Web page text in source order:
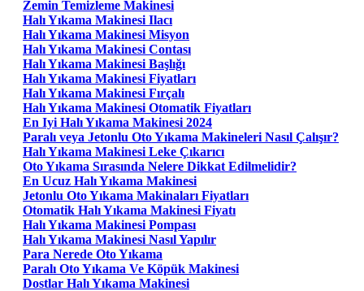
Zemin Temizleme Makinesi
Halı Yıkama Makinesi Ilacı
Halı Yıkama Makinesi Misyon
Halı Yıkama Makinesi Contası
Halı Yıkama Makinesi Başlığı
Halı Yıkama Makinesi Fiyatları
Halı Yıkama Makinesi Fırçalı
Halı Yıkama Makinesi Otomatik Fiyatları
En Iyi Halı Yıkama Makinesi 2024
Paralı veya Jetonlu Oto Yıkama Makineleri Nasıl Çalışır?
Halı Yıkama Makinesi Leke Çıkarıcı
Oto Yıkama Sırasında Nelere Dikkat Edilmelidir?
En Ucuz Halı Yıkama Makinesi
Jetonlu Oto Yıkama Makinaları Fiyatları
Otomatik Halı Yıkama Makinesi Fiyatı
Halı Yıkama Makinesi Pompası
Halı Yıkama Makinesi Nasıl Yapılır
Para Nerede Oto Yıkama
Paralı Oto Yıkama Ve Köpük Makinesi
Dostlar Halı Yıkama Makinesi